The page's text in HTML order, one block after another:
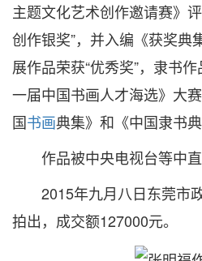
主题文化艺术创作邀请赛》
创作银奖”，并入编《获奖典
展作品荣获“优秀奖”，隶书
一届中国书画人才海选》大
国书画典集》和《中国隶书典
作品被中央电视台等中直
2015年九月八日东莞市
拍出，成交额127000元。